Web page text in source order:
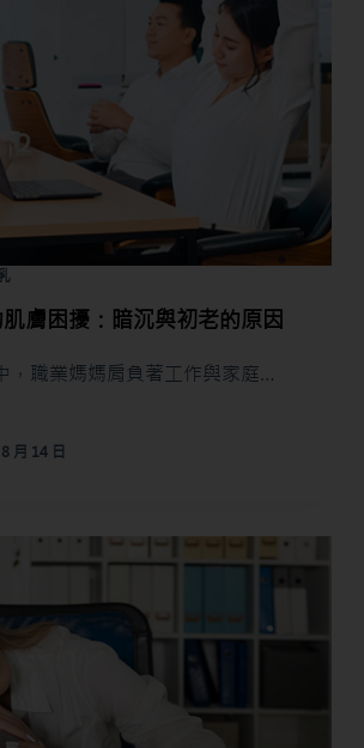
膚困擾：暗沉與初老的原因
，職業媽媽肩負著工作與家庭…
月 14 日